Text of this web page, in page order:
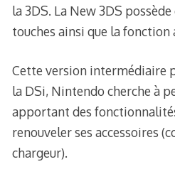
la 3DS. La New 3DS
touches ainsi que la
Cette version intermédiaire
la DSi, Nintendo cherche à
apportant des
renouveler ses accessoires
chargeur).